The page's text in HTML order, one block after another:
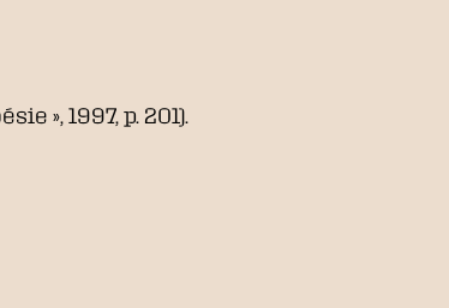
», 1997, p. 201).